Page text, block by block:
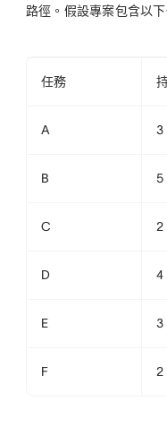
路徑。假設專案包含以下
任務
A 3
B 5
C 2
D 4
E 3
F 2